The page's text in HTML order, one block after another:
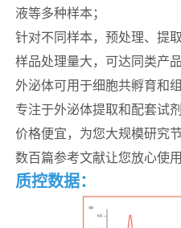
液等多种样本；
针对不同样本，预处理、提
样品处理量大，可达同类产品
外泌体可用于细胞共孵育和组
专注于外泌体提取和配套试剂
价格便宜，为您大规模研究节
数百篇参考文献让您放心使用
质控数据：